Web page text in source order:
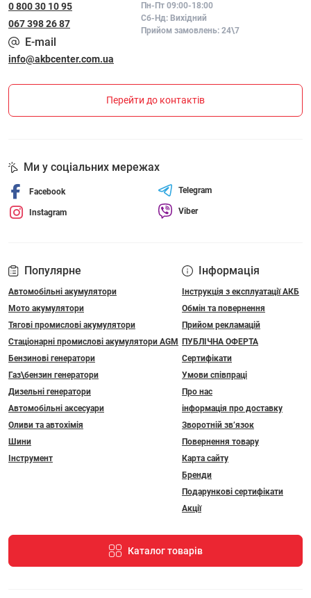
0 800 30 10 95
067 398 26 87
Пн-Пт 09:00-18:00
Сб-Нд: Вихідний
Прийом замовлень: 24\7
E-mail
info@akbcenter.com.ua
Перейти до контактів
Популярне
Автомобільні акумулятори
Мото акумулятори
Тягові промислові акумулятори
Стаціонарні промислові акумулятори АGM
Бензинові генератори
Газ\бензин генератори
Дизельні генератори
Автомобільні аксесуари
Оливи та автохімія
Шини
Інструмент
Інформація
Інструкція з експлуатації АКБ
Обмін та повернення
Прийом рекламацій
ПУБЛІЧНА ОФЕРТА
Сертифікати
Умови співпраці
Про нас
інформація про доставку
Зворотній зв’язок
Повернення товару
Карта сайту
Бренди
Подарункові сертифікати
Акції
Каталог товарів
Ми у соціальних мережах
Facebook
Instagram
Telegram
Viber